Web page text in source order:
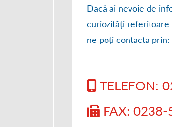
Dacă ai nevoie de
curiozități referitoare
ne poți contacta prin:
TELEFON:
FAX: